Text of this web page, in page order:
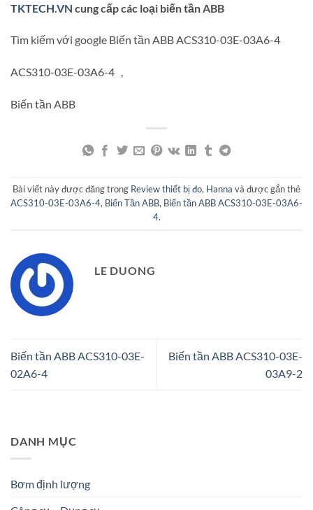
TKTECH.VN cung cấp các loại biến tần ABB
Tìm kiếm với google Biến tần ABB ACS310-03E-03A6-4
ACS310-03E-03A6-4 ,
Biến tần ABB
Bài viết này được đăng trong Review thiết bị đo, Hanna và được gắn thẻ
ACS310-03E-03A6-4, Biến Tần ABB, Biến tần ABB ACS310-03E-03A6-
4.
LE DUONG
Biến tần ABB ACS310-03E-
02A6-4
Biến tần ABB ACS310-03E-
03A9-2
DANH MỤC
Bơm định lượng